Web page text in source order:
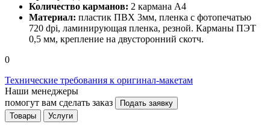
Количество карманов: 2 кармана А4
Материал: пластик ПВХ 3мм, пленка с фотопечатью
720 dpi, ламинирующая пленка, резной. Карманы ПЭТ
0,5 мм, крепление на двусторонний скотч.
0
Технические требования к оригинал-макетам
Наши менеджеры
помогут вам сделать заказ
Подать заявку
Товары
Услуги